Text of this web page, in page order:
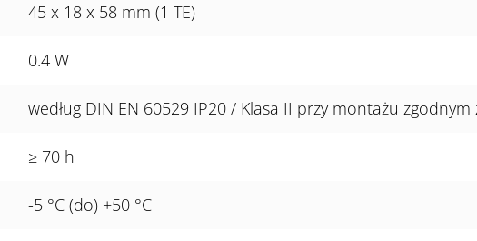
45 x 18 x 58 mm (1 TE)
0.4 W
według DIN EN 60529 IP20 / Klasa II przy montażu
≥ 70 h
-5 °C (do) +50 °C